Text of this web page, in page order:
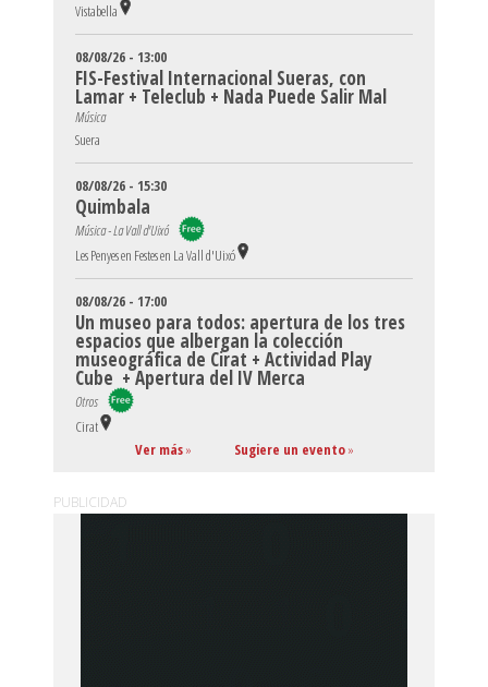
Vistabella
08/08/26 - 13:00
FIS-Festival Internacional Sueras, con
Lamar + Teleclub + Nada Puede Salir Mal
Música
Suera
08/08/26 - 15:30
Quimbala
Música - La Vall d'Uixó
Les Penyes en Festes en La Vall d'Uixó
08/08/26 - 17:00
Un museo para todos: apertura de los tres
espacios que albergan la colección
museográfica de Cirat + Actividad Play
Cube + Apertura del IV Merca
Otros
Cirat
Ver más» Sugiere un evento»
PUBLICIDAD